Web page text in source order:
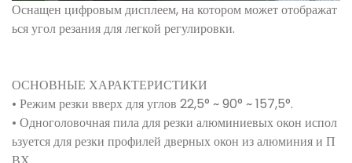
Оснащен цифровым дисплеем, на котором может отображат
ься угол резания для легкой регулировки.
ОСНОВНЫЕ ХАРАКТЕРИСТИКИ
• Режим резки вверх для углов 22,5° ~ 90° ~ 157,5°.
• Одноголовочная пила для резки алюминиевых окон испол
ьзуется для резки профилей дверных окон из алюминия и П